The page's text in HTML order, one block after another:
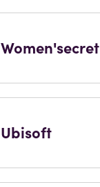
Women'secret
Ubisoft